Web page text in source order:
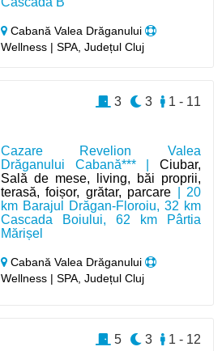
Cabană Valea Drăganului
Wellness | SPA, Județul Cluj
Cazare Revelion Valea
Drăganului Cabană*** | Ciubar,
Sală de mese, living, băi proprii,
terasă, foișor, grătar, parcare | 20
km Barajul Drăgan-Floroiu, 32 km
Cascada Boiului, 62 km Pârtia
Mărișel
Cabană Valea Drăganului
Wellness | SPA, Județul Cluj
1 - 11
3
3
1 - 12
3
5